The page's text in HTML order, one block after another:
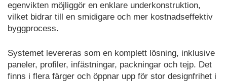
egenvikten möjliggör en enklare underkonstruktion,
vilket bidrar till en smidigare och mer kostnadseffektiv
byggprocess.
Systemet levereras som en komplett lösning, inklusive
paneler, profiler, infästningar, packningar och tejp. Det
finns i flera färger och öppnar upp för stor designfrihet i